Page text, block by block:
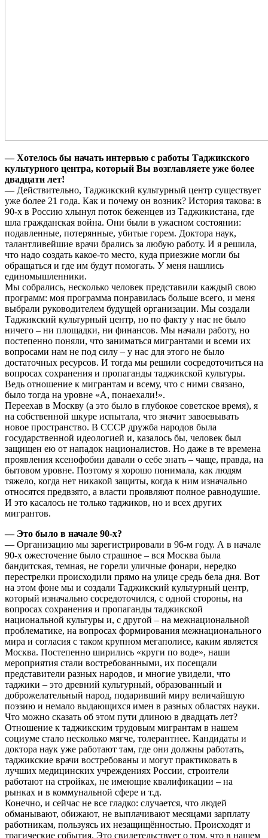
— Хотелось бы начать интервью с работы Таджикского
культурного центра, который Вы возглавляете уже более
двадцати лет!
— Действительно, Таджикский культурный центр существует
уже более 21 года. Как и почему он возник? История такова: в
90-х в Россию хлынул поток беженцев из Таджикистана, где
шла гражданская война. Они были в ужасном состоянии:
подавленные, потерянные, убитые горем. Доктора наук,
талантливейшие врачи брались за любую работу. И я решила,
что надо создать какое-то место, куда приезжие могли бы
обращаться и где им будут помогать. У меня нашлись
единомышленники.
Мы собрались, несколько человек представили каждый свою
программ: моя программа понравилась больше всего, и меня
выбрали руководителем будущей организации. Мы создали
Таджикский культурный центр, но по факту у нас не было
ничего – ни площадки, ни финансов. Мы начали работу, но
постепенно поняли, что заниматься мигрантами и всеми их
вопросами нам не под силу – у нас для этого не было
достаточных ресурсов. И тогда мы решили сосредоточиться на
вопросах сохранения и пропаганды таджикской культуры.
Ведь отношение к мигрантам и всему, что с ними связано,
было тогда на уровне «А, понаехали!».
Переехав в Москву (а это было в глубокое советское время), я
на собственной шкуре испытала, что значит завоевывать
новое пространство. В СССР дружба народов была
государственной идеологией и, казалось бы, человек был
защищен ею от нападок националистов. Но даже в те времена
проявления ксенофобии давали о себе знать – чаще, правда, на
бытовом уровне. Поэтому я хорошо понимала, как людям
тяжело, когда нет никакой защиты, когда к ним изначально
относятся предвзято, а власти проявляют полное равнодушие.
И это касалось не только таджиков, но и всех других
мигрантов.
— Это было в начале 90-х?
— Организацию мы зарегистрировали в 96-м году. А в начале
90-х ожесточение было страшное – вся Москва была
бандитская, темная, не горели уличные фонари, нередко
перестрелки происходили прямо на улице средь бела дня. Вот
на этом фоне мы и создали Таджикский культурный центр,
который изначально сосредоточился, с одной стороны, на
вопросах сохранения и пропаганды таджикской
национальной культуры и, с другой – на межнациональной
проблематике, на вопросах формирования межнационального
мира и согласия с таком крупном мегаполисе, каким является
Москва. Постепенно ширились «круги по воде», наши
мероприятия стали востребованными, их посещали
представители разных народов, и многие увидели, что
таджики – это древний культурный, образованный и
доброжелательный народ, подаривший миру величайшую
поэзию и немало выдающихся имен в разных областях науки.
Что можно сказать об этом пути длиною в двадцать лет?
Отношение к таджикским трудовым мигрантам в нашем
социуме стало несколько мягче, толерантнее. Кандидаты и
доктора наук уже работают там, где они должны работать,
таджикские врачи востребованы и могут практиковать в
лучших медицинских учреждениях России, строители
работают на стройках, не имеющие квалификации – на
рынках и в коммунальной сфере и т.д.
Конечно, и сейчас не все гладко: случается, что людей
обманывают, обижают, не выплачивают месяцами зарплату
работникам, пользуясь их незащищённостью. Происходят и
трагические события. Это свидетельствует о том, что в нашем